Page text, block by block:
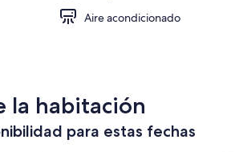
Aire acondicionado
la habitación
para estas fechas